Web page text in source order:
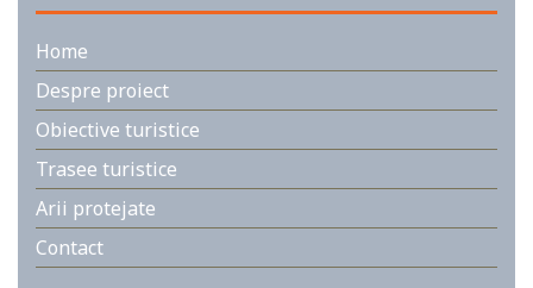
Home
Despre proiect
Obiective turistice
Trasee turistice
Arii protejate
Contact